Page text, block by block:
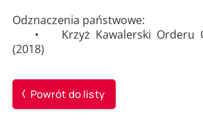
Odznaczenia państwowe:
• Krzyż Kawalerski Orderu
(2018)
Powrót do listy